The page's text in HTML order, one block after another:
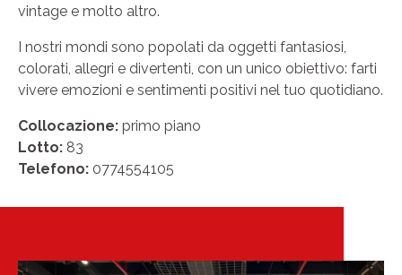
vintage e molto altro.
I nostri mondi sono popolati da oggetti fantasiosi,
colorati, allegri e divertenti, con un unico obiettivo: farti
vivere emozioni e sentimenti positivi nel tuo quotidiano.
Collocazione: primo piano
Lotto: 83
Telefono: 0774554105